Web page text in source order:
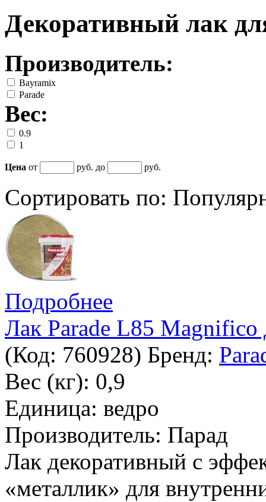
Декоративный лак
Производитель:
Bayramix
Parade
Вес:
0.9
1
Цена от руб. до руб.
Сортировать по:
Подробнее
Лак Parade L85 Magnifico
(Код: 760928) Бренд:
Вес (кг): 0,9
Единица: ведро
Производитель: Парад
Лак декоративный с
«металлик» для